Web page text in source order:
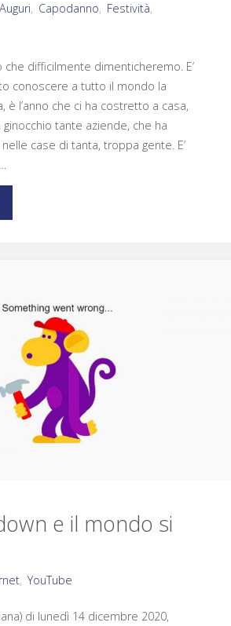
Auguri, Capodanno, Festività,
che difficilmente dimenticheremo. E’
conoscere a tutto il mondo la
è l’anno che ci ha costretto a casa,
tante aziende, che ha
case di tanta, troppa gente. E’
e il mondo si
, YouTube
di lunedì 14 dicembre 2020,